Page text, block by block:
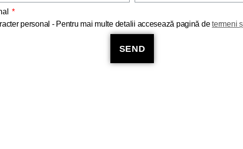
personal - Pentru mai multe detalii accesează pagină determeni
SEND